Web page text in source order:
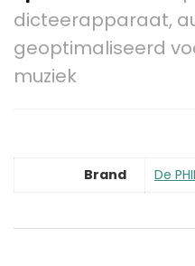
dicteerapparaat,
geoptimaliseerd
muziek
Brand De